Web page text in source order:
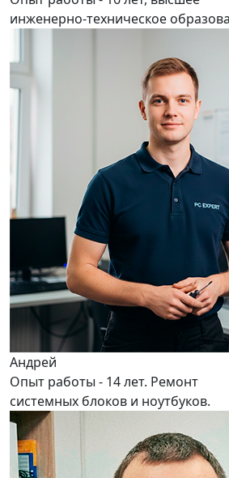
инженерно-техническое
Андрей
Опыт работы - 14 лет. Ремонт
системных блоков и ноутбуков.